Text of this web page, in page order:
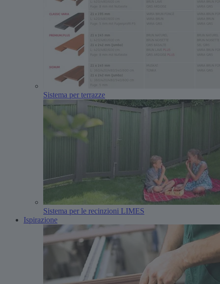
Sistema per terrazze
Sistema per le recinzioni LIMES
Ispirazione